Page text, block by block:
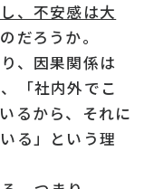
、不安感は大
だろうか。
、因果関係は
「社内外でこ
るから、それに
る」という理